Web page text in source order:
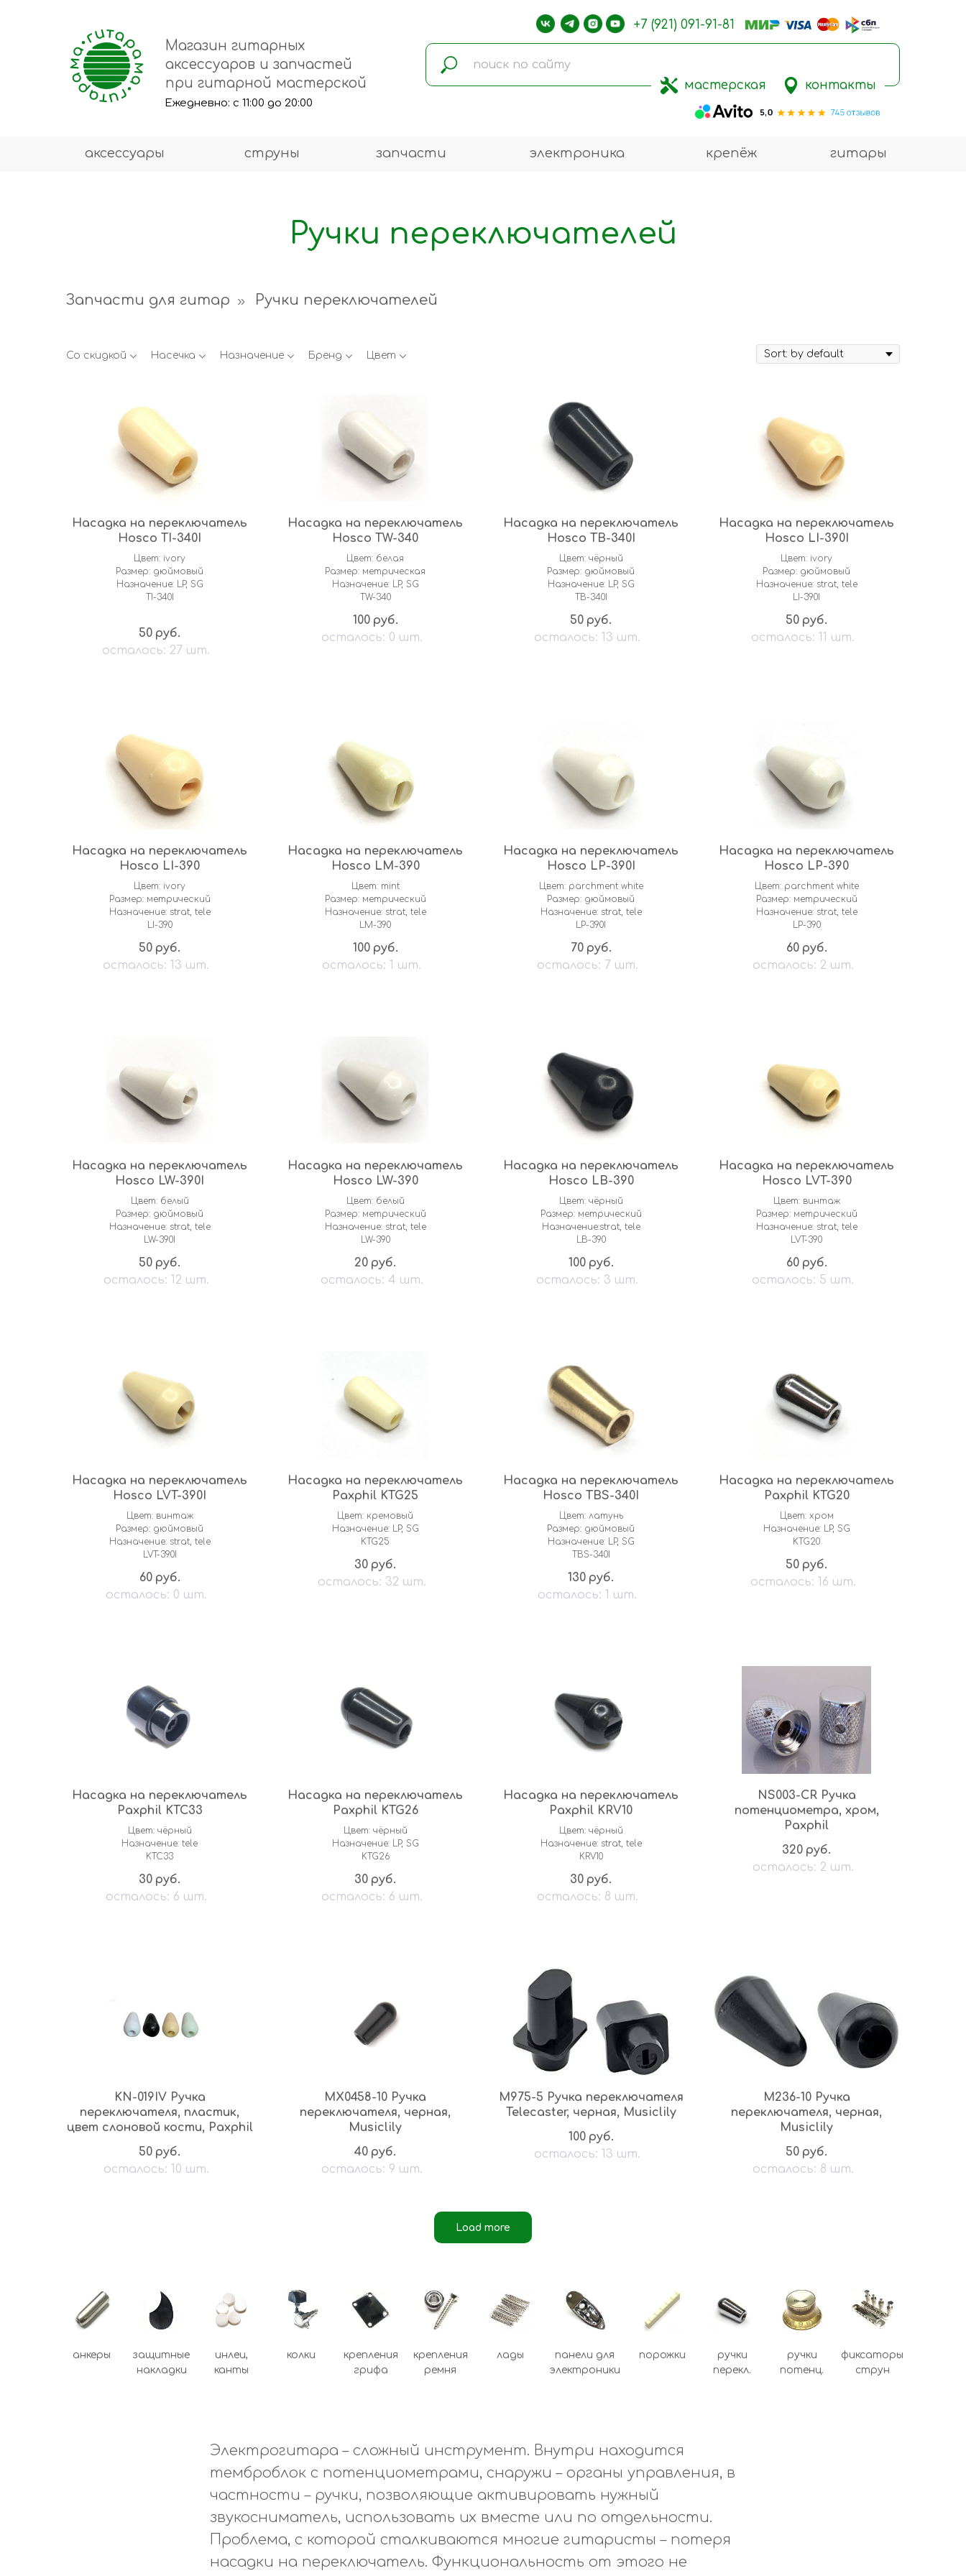
Магазин гитарных
аксессуаров и запчастей
при гитарной мастерской
контакты
+7 (921) 091-91-81
мастерская
Ежедневно: с 11:00 до 20:00
аксессуары струны электроника
запчасти гитары
крепёж
Ручки переключателей
Запчасти для гитар » Ручки переключателей
Со скидкой Насечка Назначение Бренд Цвет
Насадка на переключатель
Hosco TI-340I
Цвет: ivory
Размер: дюймовый
Назначение: LP, SG
TI-340I
50 руб.
Насадка на переключатель
Hosco TW-340
Цвет: белая
Размер: метрическая
Назначение: LP, SG
TW-340
100 руб.
Насадка на переключатель
Hosco TB-340I
Цвет: чёрный
Размер: дюймовый
Назначение: LP, SG
TB-340I
50 руб.
Насадка на переключатель
Hosco LI-390I
Цвет: ivory
Размер: дюймовый
Назначение: strat, tele
LI-390I
50 руб.
Насадка на переключатель
Hosco LI-390
Цвет: ivory
Размер: метрический
Назначение: strat, tele
LI-390
50 руб.
Насадка на переключатель
Hosco LM-390
Цвет: mint
Размер: метрический
Назначение: strat, tele
LM-390
100 руб.
Насадка на переключатель
Hosco LP-390I
Цвет: parchment white
Размер: дюймовый
Назначение: strat, tele
LP-390I
70 руб.
Насадка на переключатель
Hosco LP-390
Цвет: parchment white
Размер: метрический
Назначение: strat, tele
LP-390
60 руб.
Насадка на переключатель
Hosco LW-390I
Цвет: белый
Размер: дюймовый
Назначение: strat, tele
LW-390I
50 руб.
Насадка на переключатель
Hosco LW-390
Цвет: белый
Размер: метрический
Назначение: strat, tele
LW-390
20 руб.
Насадка на переключатель
Hosco LB-390
Цвет: чёрный
Размер: метрический
Назначение:strat, tele
LB-390
100 руб.
Насадка на переключатель
Hosco LVT-390
Цвет: винтаж
Размер: метрический
Назначение: strat, tele
LVT-390
60 руб.
Насадка на переключатель
Hosco LVT-390I
Цвет: винтаж
Размер: дюймовый
Назначение: strat, tele
LVT-390I
60 руб.
Насадка на переключатель
Paxphil KTG25
Цвет: кремовый
Назначение: LP, SG
KTG25
30 руб.
Насадка на переключатель
Hosco TBS-340I
Цвет: латунь
Размер: дюймовый
Назначение: LP, SG
TBS-340I
130 руб.
Насадка на переключатель
Paxphil KTG20
Цвет: хром
Назначение: LP, SG
KTG20
50 руб.
Насадка на переключатель
Paxphil KTC33
Цвет: чёрный
Назначение: tele
KTC33
30 руб.
Насадка на переключатель
Paxphil KTG26
Цвет: чёрный
Назначение: LP, SG
KTG26
30 руб.
Насадка на переключатель
Paxphil KRV10
Цвет: чёрный
Назначение: strat, tele
KRV10
30 руб.
NS003-CR Ручка
потенциометра, хром,
Paxphil
320 руб.
KN-019IV Ручка
переключателя, пластик,
цвет слоновой кости, Paxphil
50 руб.
MX0458-10 Ручка
переключателя, черная,
Musiclily
40 руб.
M975-5 Ручка переключателя
Telecaster, черная, Musiclily
100 руб.
M236-10 Ручка
переключателя, черная,
Musiclily
50 руб.
Load more
анкеры
защитные
накладки
инлеи,
канты
колки
крепления
грифа
крепления
ремня
лады
панели для
электроники
порожки
ручки
перекл.
ручки
потенц.
фиксаторы
струн
Электрогитара – сложный инструмент. Внутри находится
темброблок с потенциометрами, снаружи – органы управления, в
частности – ручки, позволяющие активировать нужный
звукосниматель, использовать их вместе или по отдельности.
Проблема, с которой сталкиваются многие гитаристы – потеря
насадки на переключатель. Функциональность от этого не